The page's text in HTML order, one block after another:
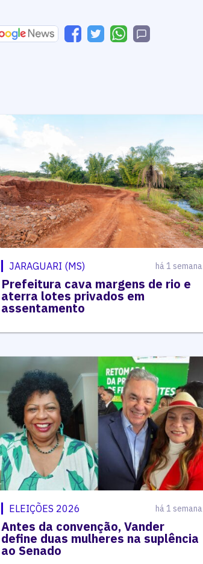
JARAGUARI (MS) há 1 semana
Prefeitura cava margens de rio e
aterra lotes privados em
assentamento
ELEIÇÕES 2026 há 1 semana
Antes da convenção, Vander
define duas mulheres na suplência
ao Senado